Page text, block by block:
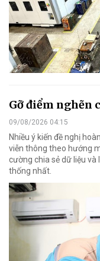
Gỡ điểm nghẽn
09/08/2026 04:15
Nhiều ý kiến đề nghị
viễn thông theo hướng
cường chia sẻ dữ liệu và
thống nhất.